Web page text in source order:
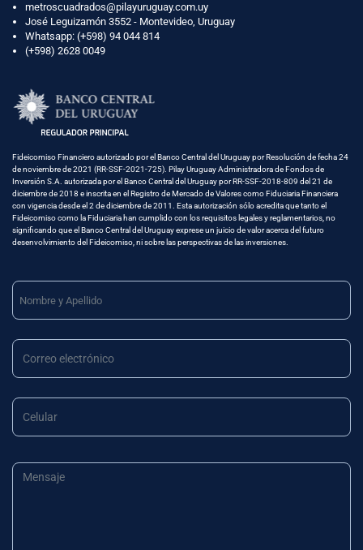
metroscuadrados@pilayuruguay.com.uy
José Leguizamón 3552 - Montevideo, Uruguay
Whatsapp: (+598) 94 044 814
(+598) 2628 0049
Fideicomiso Financiero autorizado por el Banco Central del Uruguay por Resolución de fecha 24
de noviembre de 2021 (RR-SSF-2021-725). Pilay Uruguay Administradora de Fondos de
Inversión S.A. autorizada por el Banco Central del Uruguay por RR-SSF-2018-809 del 21 de
diciembre de 2018 e inscrita en el Registro de Mercado de Valores como Fiduciaria Financiera
con vigencia desde el 2 de diciembre de 2011. Esta autorización sólo acredita que tanto el
Fideicomiso como la Fiduciaria han cumplido con los requisitos legales y reglamentarios, no
significando que el Banco Central del Uruguay exprese un juicio de valor acerca del futuro
desenvolvimiento del Fideicomiso, ni sobre las perspectivas de las inversiones.